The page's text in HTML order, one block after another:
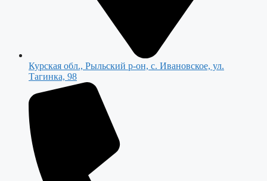
Курская обл., Рыльский р-он, с. Ивановское, ул.
Тагинка, 98